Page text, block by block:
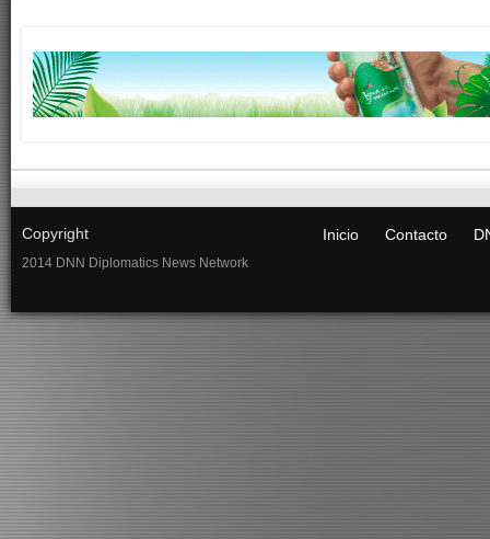
Copyright
2014 DNN Diplomatics News Network
Inicio Contacto